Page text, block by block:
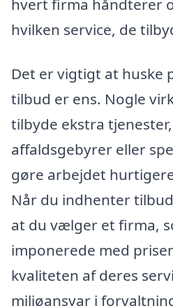
hvert firma håndterer
hvilken service, de
Det er vigtigt at huske
tilbud er ens. Nogle
tilbyde ekstra
affaldsgebyrer eller
gøre arbejdet
Når du indhenter
at du vælger et firma,
imponerede med
kvaliteten af deres
miljøansvar i